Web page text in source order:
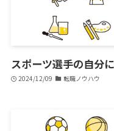
スポーツ選手の自分
2024/12/09 転職ノウハウ